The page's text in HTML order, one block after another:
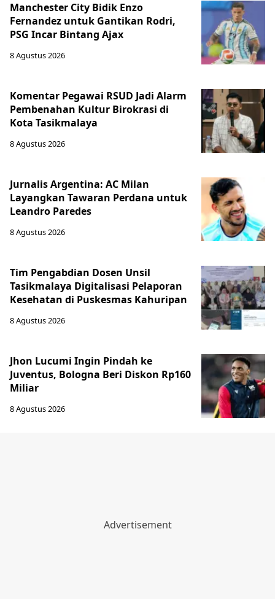
Manchester City Bidik Enzo
Fernandez untuk Gantikan Rodri,
PSG Incar Bintang Ajax
8 Agustus 2026
Komentar Pegawai RSUD Jadi Alarm
Pembenahan Kultur Birokrasi di
Kota Tasikmalaya
8 Agustus 2026
Jurnalis Argentina: AC Milan
Layangkan Tawaran Perdana untuk
Leandro Paredes
8 Agustus 2026
Tim Pengabdian Dosen Unsil
Tasikmalaya Digitalisasi Pelaporan
Kesehatan di Puskesmas Kahuripan
8 Agustus 2026
Jhon Lucumi Ingin Pindah ke
Juventus, Bologna Beri Diskon Rp160
Miliar
8 Agustus 2026